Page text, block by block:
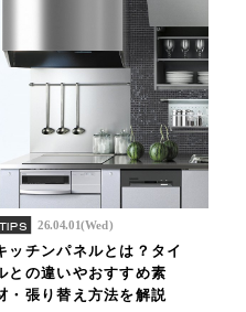
TIPS 26.04.01(Wed)
ッチンパネルとは？タイ
との違いやおすすめ素
・張り替え方法を解説